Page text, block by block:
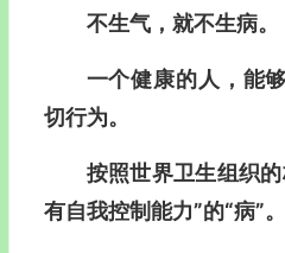
不生气，就不生病。
一个健康的人，能
切行为。
按照世界卫生组织
有自我控制能力”的“病”。